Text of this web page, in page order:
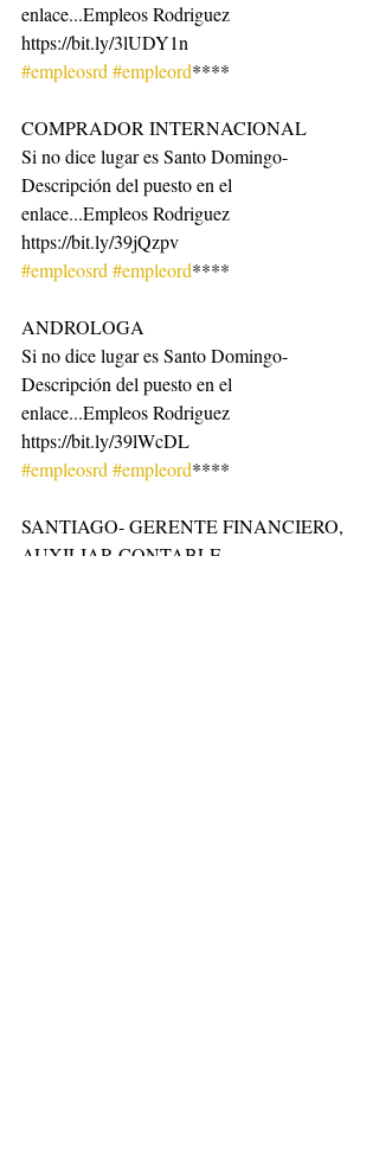
enlace...Empleos Rodriguez
https://bit.ly/3lUDY1n
#empleosrd #empleord****
COMPRADOR INTERNACIONAL
Si no dice lugar es Santo Domingo-
Descripción del puesto en el
enlace...Empleos Rodriguez
https://bit.ly/39jQzpv
#empleosrd #empleord****
ANDROLOGA
Si no dice lugar es Santo Domingo-
Descripción del puesto en el
enlace...Empleos Rodriguez
https://bit.ly/39lWcDL
#empleosrd #empleord****
SANTIAGO- GERENTE FINANCIERO,
AUXILIAR CONTABLE,